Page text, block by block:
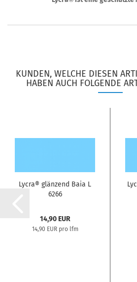
KUNDEN, WELCHE DIESEN
HABEN AUCH FOLGENDE
Lycra® glänzend Baia L
6266
14,90 EUR
14,90 EUR pro lfm